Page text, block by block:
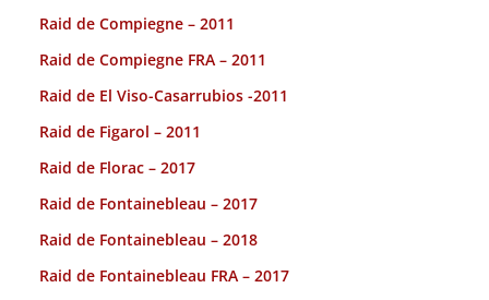
Raid de Compiegne – 2011
Raid de Compiegne FRA – 2011
Raid de El Viso-Casarrubios -2011
Raid de Figarol – 2011
Raid de Florac – 2017
Raid de Fontainebleau – 2017
Raid de Fontainebleau – 2018
Raid de Fontainebleau FRA – 2017